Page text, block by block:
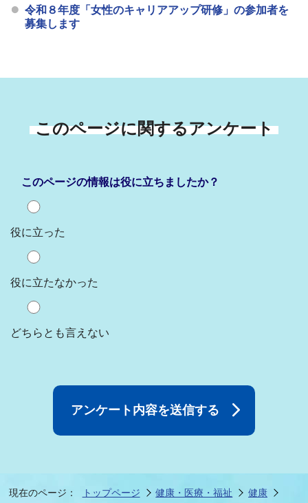
令和８年度「女性のキャリアアップ研修」の参加者を
募集します
このページに関するアンケート
このページの情報は役に立ちましたか？
役に立った
役に立たなかった
どちらとも言えない
現在のページ： トップページ 健康・医療・福祉
健康